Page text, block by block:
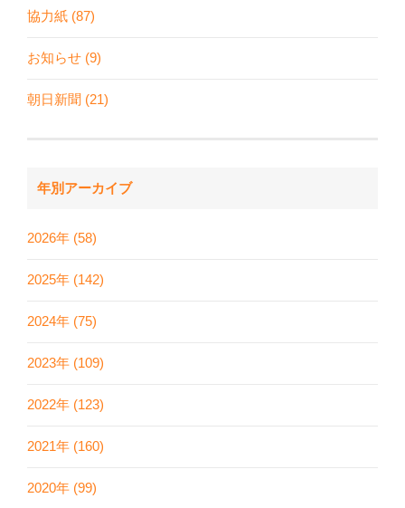
協力紙 (87)
お知らせ (9)
朝日新聞 (21)
年別アーカイブ
2026年 (58)
2025年 (142)
2024年 (75)
2023年 (109)
2022年 (123)
2021年 (160)
2020年 (99)